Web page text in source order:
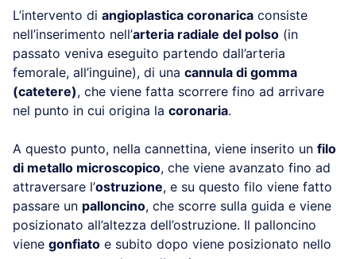
L’intervento di angioplastica coronarica consiste
nell’inserimento nell’arteria radiale del polso (in
passato veniva eseguito partendo dall’arteria
femorale, all’inguine), di una cannula di gomma
(catetere), che viene fatta scorrere fino ad arrivare
nel punto in cui origina la coronaria.
A questo punto, nella cannettina, viene inserito un filo
di metallo microscopico, che viene avanzato fino ad
attraversare l’ostruzione, e su questo filo viene fatto
passare un palloncino, che scorre sulla guida e viene
posizionato all’altezza dell’ostruzione. Il palloncino
viene gonfiato e subito dopo viene posizionato nello